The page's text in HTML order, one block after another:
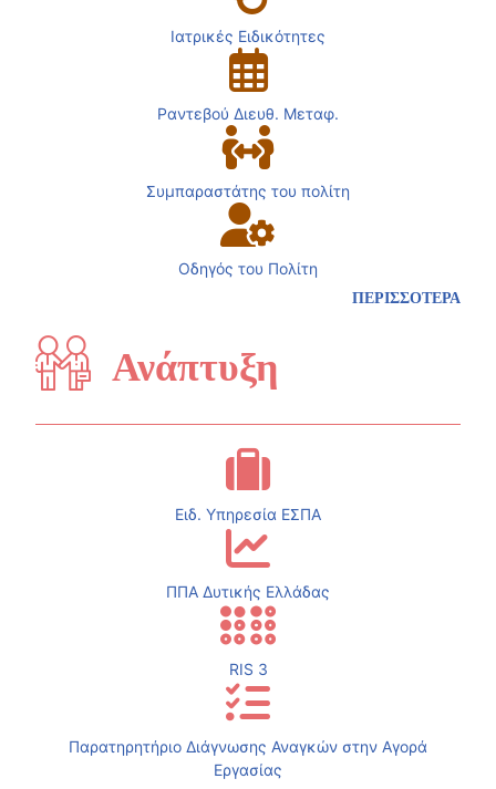
Ιατρικές Ειδικότητες
Ραντεβού Διευθ. Μεταφ.
Συμπαραστάτης του πολίτη
Οδηγός του Πολίτη
ΠΕΡΙΣΣΟΤΕΡΑ
Ανάπτυξη
Ειδ. Υπηρεσία ΕΣΠΑ
ΠΠΑ Δυτικής Ελλάδας
RIS 3
Παρατηρητήριο Διάγνωσης Αναγκών στην Αγορά
Εργασίας